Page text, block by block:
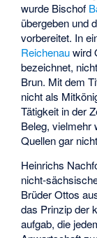
wurde Bischof
übergeben und
vorbereitet. In
Reichenauwird
bezeichnet,
Brun. Mit dem
nicht als
Tätigkeit in der
Beleg, vielmehr
Quellen gar
Heinrichs
nicht-
Brüder Ottos
das Prinzip der
aufgab, die